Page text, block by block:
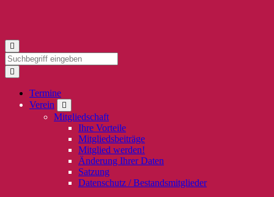
Termine
Verein
Mitgliedschaft
Ihre Vorteile
Mitgliedsbeiträge
Mitglied werden!
Änderung Ihrer Daten
Satzung
Datenschutz / Bestandsmitglieder